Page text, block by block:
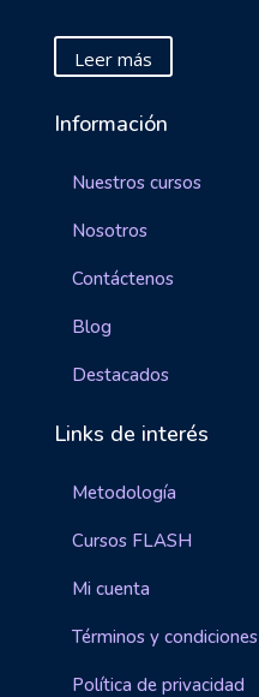
Leer más
Información
Nuestros cursos
Nosotros
Contáctenos
Blog
Destacados
Links de interés
Metodología
Cursos FLASH
Mi cuenta
Términos y condiciones
Política de privacidad